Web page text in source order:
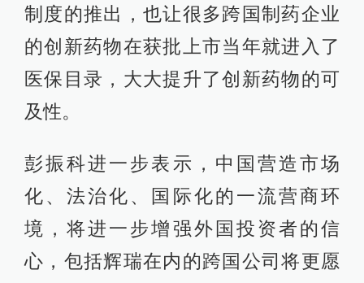
制度的推出，也让很多跨国制药企业
的创新药物在获批上市当年就进入了
医保目录，大大提升了创新药物的可
及性。
彭振科进一步表示，中国营造市场
化、法治化、国际化的一流营商环
境，将进一步增强外国投资者的信
心，包括辉瑞在内的跨国公司将更愿